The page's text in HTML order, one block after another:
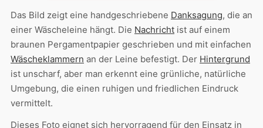
Das Bild zeigt eine handgeschriebene Danksagung, die an
einer Wäscheleine hängt. Die Nachricht ist auf einem
braunen Pergamentpapier geschrieben und mit einfachen
Wäscheklammern an der Leine befestigt. Der Hintergrund
ist unscharf, aber man erkennt eine grünliche, natürliche
Umgebung, die einen ruhigen und friedlichen Eindruck
vermittelt.
Dieses Foto eignet sich hervorragend für den Einsatz in